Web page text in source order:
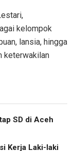
kelompok
lansia, hingga
keterwakilan
SD di Aceh
Kerja Laki-laki